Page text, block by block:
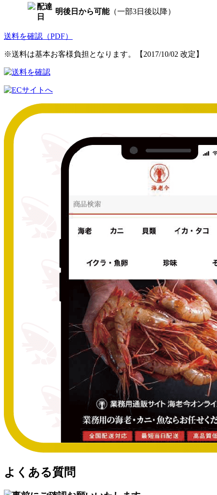
明後日から可能（一部3日後以降）
送料を確認（PDF）
※送料は基本お客様負担となります。【2017/10/02 改定】
よくある質問